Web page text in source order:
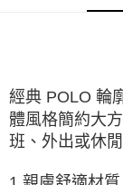
經典 POLO 輪
體風格簡約大
班、外出或休